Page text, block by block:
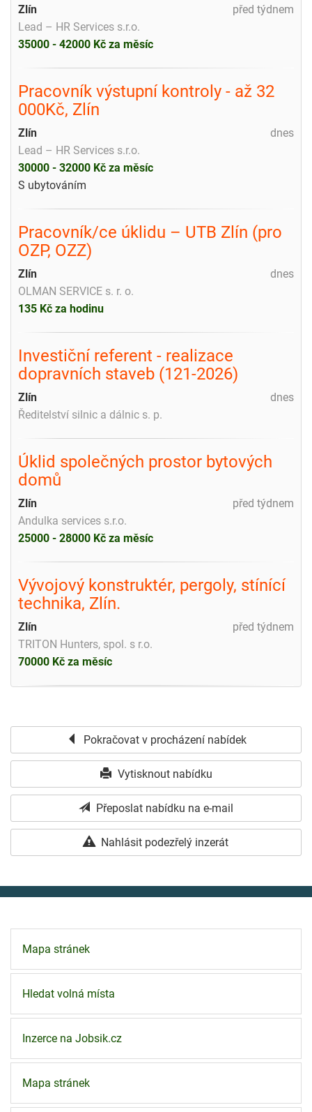
před týdnem
Zlín
Lead – HR Services s.r.o.
35000 - 42000 Kč za měsíc
Pracovník výstupní kontroly - až 32
000Kč, Zlín
dnes
Zlín
Lead – HR Services s.r.o.
30000 - 32000 Kč za měsíc
S ubytováním
Pracovník/ce úklidu – UTB Zlín (pro
OZP, OZZ)
dnes
Zlín
OLMAN SERVICE s. r. o.
135 Kč za hodinu
Investiční referent - realizace
dopravních staveb (121-2026)
dnes
Zlín
Ředitelství silnic a dálnic s. p.
Úklid společných prostor bytových
domů
před týdnem
Zlín
Andulka services s.r.o.
25000 - 28000 Kč za měsíc
Vývojový konstruktér, pergoly, stínící
technika, Zlín.
před týdnem
Zlín
TRITON Hunters, spol. s r.o.
70000 Kč za měsíc
Pokračovat v procházení nabídek
Vytisknout nabídku
Přeposlat nabídku na e-mail
Nahlásit podezřelý inzerát
Mapa stránek
Hledat volná místa
Inzerce na Jobsik.cz
Mapa stránek